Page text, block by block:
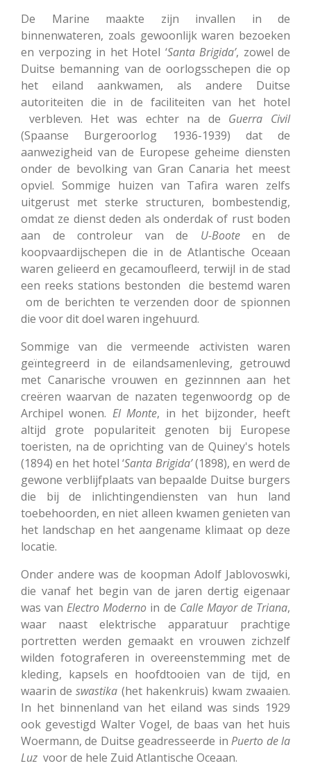
De Marine maakte zijn invallen in de
binnenwateren, zoals gewoonlijk waren bezoeken
en verpozing in het Hotel ‘Santa Brigida’, zowel de
Duitse bemanning van de oorlogsschepen die op
het eiland aankwamen, als andere Duitse
autoriteiten die in de faciliteiten van het hotel
verbleven. Het was echter na de Guerra Civil
(Spaanse Burgeroorlog 1936-1939) dat de
aanwezigheid van de Europese geheime diensten
onder de bevolking van Gran Canaria het meest
opviel. Sommige huizen van Tafira waren zelfs
uitgerust met sterke structuren, bombestendig,
omdat ze dienst deden als onderdak of rust boden
aan de controleur van de U-Booteen de
koopvaardijschepen die in de Atlantische Oceaan
waren gelieerd en gecamoufleerd, terwijl in de stad
een reeks stations bestonden die bestemd waren
om de berichten te verzenden door de spionnen
die voor dit doel waren ingehuurd.
Sommige van die vermeende activisten waren
geïntegreerd in de eilandsamenleving, getrouwd
met Canarische vrouwen en gezinnnen aan het
creëren waarvan de nazaten tegenwoordg op de
Archipel wonen. El Monte, in het bijzonder, heeft
altijd grote populariteit genoten bij Europese
toeristen, na de oprichting van de Quiney's hotels
(1894) en het hotel ‘Santa Brigida’(1898), en werd de
gewone verblijfplaats van bepaalde Duitse burgers
die bij de inlichtingendiensten van hun land
toebehoorden, en niet alleen kwamen genieten van
het landschap en het aangename klimaat op deze
locatie.
Onder andere was de koopman Adolf Jablovoswki,
die vanaf het begin van de jaren dertig eigenaar
was vanElectro Moderno in de Calle Mayor de Triana,
waar naast elektrische apparatuur prachtige
portretten werden gemaakt en vrouwen zichzelf
wilden fotograferen in overeenstemming met de
kleding, kapsels en hoofdtooien van de tijd, en
waarin deswastika (het hakenkruis) kwam zwaaien.
In het binnenland van het eiland was sinds 1929
ook gevestigd Walter Vogel, de baas van het huis
Woermann, de Duitse geadresseerde inPuerto de la
Luz voor de hele Zuid Atlantische Oceaan.